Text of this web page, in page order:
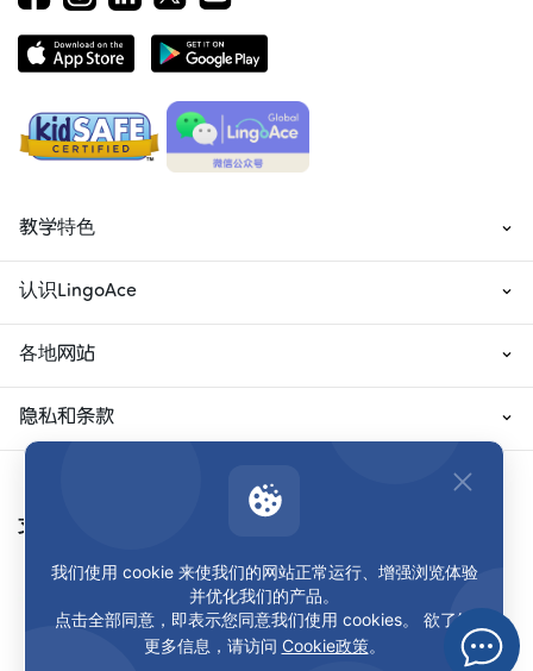
教学特色
认识LingoAce
各地网站
隐私和条款
支付方式
我们使用 cookie 来使我们的网站正常运行、增强浏览体验
并优化我们的产品。
点击全部同意，即表示您同意我们使用 cookies。 欲了解
更多信息，请访问 Cookie政策。